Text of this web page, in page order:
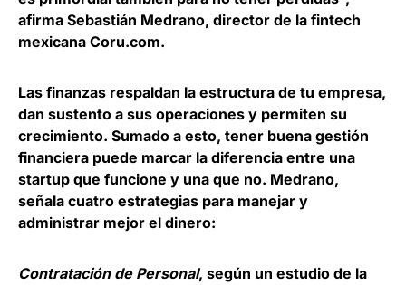
afirma Sebastián Medrano, director de la fintech
mexicana Coru.com.
Las finanzas respaldan la estructura de tu empresa,
dan sustento a sus operaciones y permiten su
crecimiento. Sumado a esto, tener buena gestión
financiera puede marcar la diferencia entre una
startup que funcione y una que no. Medrano,
señala cuatro estrategias para manejar y
administrar mejor el dinero:
Contratación de Personal, según un estudio de la